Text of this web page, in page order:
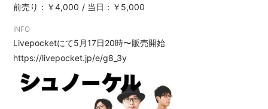
会員登録
前売り：￥4,000 当日：￥5,000
INFO
Livepocketにて5月17日20時〜販売開始
https://livepocket.jp/e/g8_3y